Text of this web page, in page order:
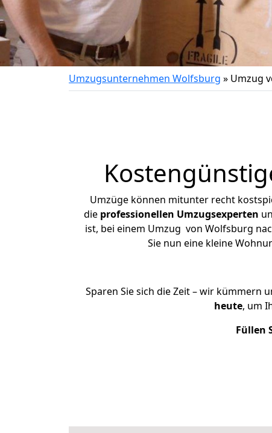
Umzugsunternehmen Wolfsburg » Umzug
Umzüge können mitunter recht
die professionellen Umzugsexperten
ist, bei einem Umzug von Wolfsburg
Sie nun eine kleine
Sparen Sie sich die Zeit – wir kümmern
heute, um
Füllen